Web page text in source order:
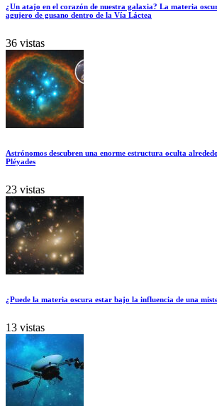
¿Un atajo en el corazón de nuestra galaxia? La materia
agujero de gusano dentro de la Vía Láctea
36 vistas
Astrónomos descubren una enorme estructura oculta
Pléyades
23 vistas
¿Puede la materia oscura estar bajo la influencia de una
13 vistas